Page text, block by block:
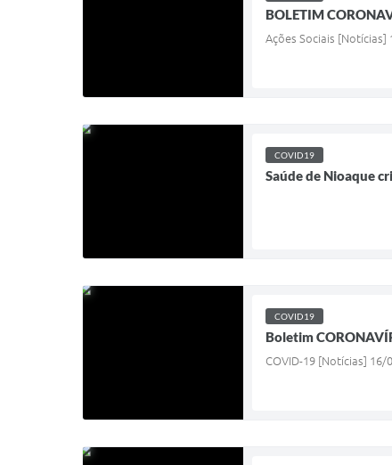
BOLETIM
Ações Sociais [Notícias]
COVID19
Saúde de Nioaque
COVID19
Boletim
COVID-19 [Notícias] 16/